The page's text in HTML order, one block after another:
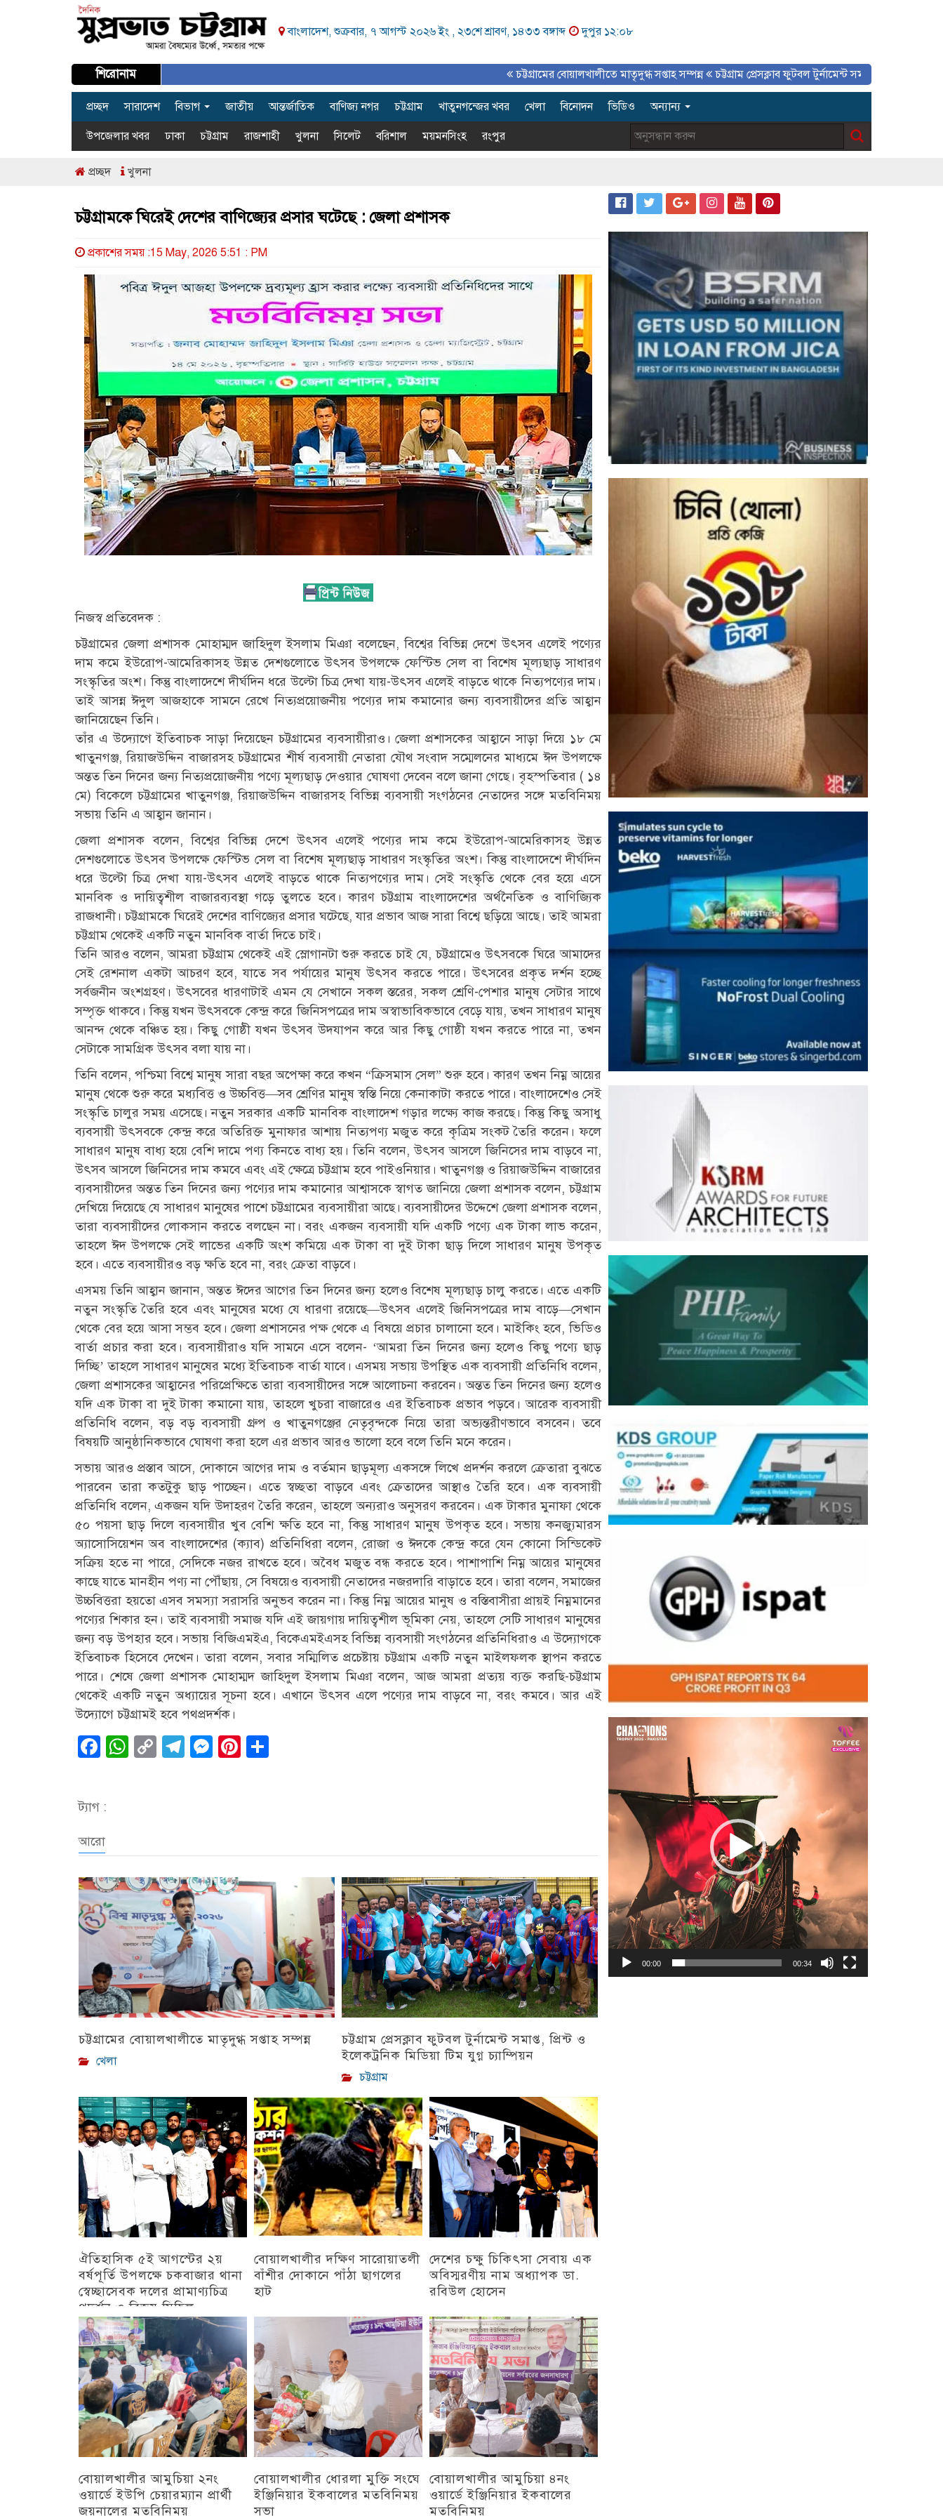
বাংলাদেশ, শুক্রবার, ৭ আগস্ট ২০২৬ ইং , ২৩শে শ্রাবণ, ১৪৩৩ বঙ্গাব্দ দুপুর ১২:০৮
শিরোনাম চট্টগ্রামের বোয়ালখালীতে মাতৃদুগ্ধ সপ্তাহ সম্পন্ন চট্টগ্রাম প্রেসক্লাব ফুটবল টুর্নামেন্ট সমাপ্ত, প্রিন্ট ও ইলেকট্রনিক
প্রচ্ছদ সারাদেশ বিভাগ জাতীয় আন্তর্জাতিক বাণিজ্য নগর চট্টগ্রাম খাতুনগন্জের খবর খেলা বিনোদন ভিডিও অন্যান্য
উপজেলার খবর ঢাকা চট্টগ্রাম রাজশাহী খুলনা সিলেট বরিশাল ময়মনসিংহ রংপুর
প্রচ্ছদ খুলনা
চট্টগ্রামকে ঘিরেই দেশের বাণিজ্যের প্রসার ঘটেছে : জেলা প্রশাসক
প্রকাশের সময় :15 May, 2026 5:51 : PM
নিজস্ব প্রতিবেদক :
চট্টগ্রামের জেলা প্রশাসক মোহাম্মদ জাহিদুল ইসলাম মিঞা বলেছেন, বিশ্বের বিভিন্ন দেশে উৎসব এলেই পণ্যের
দাম কমে ইউরোপ-আমেরিকাসহ উন্নত দেশগুলোতে উৎসব উপলক্ষে ফেস্টিভ সেল বা বিশেষ মূল্যছাড় সাধারণ
সংস্কৃতির অংশ। কিন্তু বাংলাদেশে দীর্ঘদিন ধরে উল্টো চিত্র দেখা যায়-উৎসব এলেই বাড়তে থাকে নিত্যপণ্যের দাম।
তাই আসন্ন ঈদুল আজহাকে সামনে রেখে নিত্যপ্রয়োজনীয় পণ্যের দাম কমানোর জন্য ব্যবসায়ীদের প্রতি আহ্বান
জানিয়েছেন তিনি।
তাঁর এ উদ্যোগে ইতিবাচক সাড়া দিয়েছেন চট্টগ্রামের ব্যবসায়ীরাও। জেলা প্রশাসকের আহ্বানে সাড়া দিয়ে ১৮ মে
খাতুনগঞ্জ, রিয়াজউদ্দিন বাজারসহ চট্টগ্রামের শীর্ষ ব্যবসায়ী নেতারা যৌথ সংবাদ সম্মেলনের মাধ্যমে ঈদ উপলক্ষে
অন্তত তিন দিনের জন্য নিত্যপ্রয়োজনীয় পণ্যে মূল্যছাড় দেওয়ার ঘোষণা দেবেন বলে জানা গেছে। বৃহস্পতিবার ( ১৪
মে) বিকেলে চট্টগ্রামের খাতুনগঞ্জ, রিয়াজউদ্দিন বাজারসহ বিভিন্ন ব্যবসায়ী সংগঠনের নেতাদের সঙ্গে মতবিনিময়
সভায় তিনি এ আহ্বান জানান।
জেলা প্রশাসক বলেন, বিশ্বের বিভিন্ন দেশে উৎসব এলেই পণ্যের দাম কমে ইউরোপ-আমেরিকাসহ উন্নত
দেশগুলোতে উৎসব উপলক্ষে ফেস্টিভ সেল বা বিশেষ মূল্যছাড় সাধারণ সংস্কৃতির অংশ। কিন্তু বাংলাদেশে দীর্ঘদিন
ধরে উল্টো চিত্র দেখা যায়-উৎসব এলেই বাড়তে থাকে নিত্যপণ্যের দাম। সেই সংস্কৃতি থেকে বের হয়ে এসে
মানবিক ও দায়িত্বশীল বাজারব্যবস্থা গড়ে তুলতে হবে। কারণ চট্টগ্রাম বাংলাদেশের অর্থনৈতিক ও বাণিজ্যিক
রাজধানী। চট্টগ্রামকে ঘিরেই দেশের বাণিজ্যের প্রসার ঘটেছে, যার প্রভাব আজ সারা বিশ্বে ছড়িয়ে আছে। তাই আমরা
চট্টগ্রাম থেকেই একটি নতুন মানবিক বার্তা দিতে চাই।
তিনি আরও বলেন, আমরা চট্টগ্রাম থেকেই এই স্লোগানটা শুরু করতে চাই যে, চট্টগ্রামেও উৎসবকে ঘিরে আমাদের
সেই রেশনাল একটা আচরণ হবে, যাতে সব পর্যায়ের মানুষ উৎসব করতে পারে। উৎসবের প্রকৃত দর্শন হচ্ছে
সর্বজনীন অংশগ্রহণ। উৎসবের ধারণাটাই এমন যে সেখানে সকল স্তরের, সকল শ্রেণি-পেশার মানুষ সেটার সাথে
সম্পৃক্ত থাকবে। কিন্তু যখন উৎসবকে কেন্দ্র করে জিনিসপত্রের দাম অস্বাভাবিকভাবে বেড়ে যায়, তখন সাধারণ মানুষ
আনন্দ থেকে বঞ্চিত হয়। কিছু গোষ্ঠী যখন উৎসব উদযাপন করে আর কিছু গোষ্ঠী যখন করতে পারে না, তখন
সেটাকে সামগ্রিক উৎসব বলা যায় না।
তিনি বলেন, পশ্চিমা বিশ্বে মানুষ সারা বছর অপেক্ষা করে কখন “ক্রিসমাস সেল” শুরু হবে। কারণ তখন নিম্ন আয়ের
মানুষ থেকে শুরু করে মধ্যবিত্ত ও উচ্চবিত্ত—সব শ্রেণির মানুষ স্বস্তি নিয়ে কেনাকাটা করতে পারে। বাংলাদেশেও সেই
সংস্কৃতি চালুর সময় এসেছে। নতুন সরকার একটি মানবিক বাংলাদেশ গড়ার লক্ষ্যে কাজ করছে। কিন্তু কিছু অসাধু
ব্যবসায়ী উৎসবকে কেন্দ্র করে অতিরিক্ত মুনাফার আশায় নিত্যপণ্য মজুত করে কৃত্রিম সংকট তৈরি করেন। ফলে
সাধারণ মানুষ বাধ্য হয়ে বেশি দামে পণ্য কিনতে বাধ্য হয়। তিনি বলেন, উৎসব আসলে জিনিসের দাম বাড়বে না,
উৎসব আসলে জিনিসের দাম কমবে এবং এই ক্ষেত্রে চট্টগ্রাম হবে পাইওনিয়ার। খাতুনগঞ্জ ও রিয়াজউদ্দিন বাজারের
ব্যবসায়ীদের অন্তত তিন দিনের জন্য পণ্যের দাম কমানোর আশ্বাসকে স্বাগত জানিয়ে জেলা প্রশাসক বলেন, চট্টগ্রাম
দেখিয়ে দিয়েছে যে সাধারণ মানুষের পাশে চট্টগ্রামের ব্যবসায়ীরা আছে। ব্যবসায়ীদের উদ্দেশে জেলা প্রশাসক বলেন,
তারা ব্যবসায়ীদের লোকসান করতে বলছেন না। বরং একজন ব্যবসায়ী যদি একটি পণ্যে এক টাকা লাভ করেন,
তাহলে ঈদ উপলক্ষে সেই লাভের একটি অংশ কমিয়ে এক টাকা বা দুই টাকা ছাড় দিলে সাধারণ মানুষ উপকৃত
হবে। এতে ব্যবসায়ীরও বড় ক্ষতি হবে না, বরং ক্রেতা বাড়বে।
এসময় তিনি আহ্বান জানান, অন্তত ঈদের আগের তিন দিনের জন্য হলেও বিশেষ মূল্যছাড় চালু করতে। এতে একটি
নতুন সংস্কৃতি তৈরি হবে এবং মানুষের মধ্যে যে ধারণা রয়েছে—উৎসব এলেই জিনিসপত্রের দাম বাড়ে—সেখান
থেকে বের হয়ে আসা সম্ভব হবে। জেলা প্রশাসনের পক্ষ থেকে এ বিষয়ে প্রচার চালানো হবে। মাইকিং হবে, ভিডিও
বার্তা প্রচার করা হবে। ব্যবসায়ীরাও যদি সামনে এসে বলেন- ‘আমরা তিন দিনের জন্য হলেও কিছু পণ্যে ছাড়
দিচ্ছি’ তাহলে সাধারণ মানুষের মধ্যে ইতিবাচক বার্তা যাবে। এসময় সভায় উপস্থিত এক ব্যবসায়ী প্রতিনিধি বলেন,
জেলা প্রশাসকের আহ্বানের পরিপ্রেক্ষিতে তারা ব্যবসায়ীদের সঙ্গে আলোচনা করবেন। অন্তত তিন দিনের জন্য হলেও
যদি এক টাকা বা দুই টাকা কমানো যায়, তাহলে খুচরা বাজারেও এর ইতিবাচক প্রভাব পড়বে। আরেক ব্যবসায়ী
প্রতিনিধি বলেন, বড় বড় ব্যবসায়ী গ্রুপ ও খাতুনগঞ্জের নেতৃবৃন্দকে নিয়ে তারা অভ্যন্তরীণভাবে বসবেন। তবে
বিষয়টি আনুষ্ঠানিকভাবে ঘোষণা করা হলে এর প্রভাব আরও ভালো হবে বলে তিনি মনে করেন।
সভায় আরও প্রস্তাব আসে, দোকানে আগের দাম ও বর্তমান ছাড়মূল্য একসঙ্গে লিখে প্রদর্শন করলে ক্রেতারা বুঝতে
পারবেন তারা কতটুকু ছাড় পাচ্ছেন। এতে স্বচ্ছতা বাড়বে এবং ক্রেতাদের আস্থাও তৈরি হবে। এক ব্যবসায়ী
প্রতিনিধি বলেন, একজন যদি উদাহরণ তৈরি করেন, তাহলে অন্যরাও অনুসরণ করবেন। এক টাকার মুনাফা থেকে
৫০ পয়সা ছাড় দিলে ব্যবসায়ীর খুব বেশি ক্ষতি হবে না, কিন্তু সাধারণ মানুষ উপকৃত হবে। সভায় কনজ্যুমারস
অ্যাসোসিয়েশন অব বাংলাদেশের (ক্যাব) প্রতিনিধিরা বলেন, রোজা ও ঈদকে কেন্দ্র করে যেন কোনো সিন্ডিকেট
সক্রিয় হতে না পারে, সেদিকে নজর রাখতে হবে। অবৈধ মজুত বন্ধ করতে হবে। পাশাপাশি নিম্ন আয়ের মানুষের
কাছে যাতে মানহীন পণ্য না পৌঁছায়, সে বিষয়েও ব্যবসায়ী নেতাদের নজরদারি বাড়াতে হবে। তারা বলেন, সমাজের
উচ্চবিত্তরা হয়তো এসব সমস্যা সরাসরি অনুভব করেন না। কিন্তু নিম্ন আয়ের মানুষ ও বস্তিবাসীরা প্রায়ই নিম্নমানের
পণ্যের শিকার হন। তাই ব্যবসায়ী সমাজ যদি এই জায়গায় দায়িত্বশীল ভূমিকা নেয়, তাহলে সেটি সাধারণ মানুষের
জন্য বড় উপহার হবে। সভায় বিজিএমইএ, বিকেএমইএসহ বিভিন্ন ব্যবসায়ী সংগঠনের প্রতিনিধিরাও এ উদ্যোগকে
ইতিবাচক হিসেবে দেখেন। তারা বলেন, সবার সম্মিলিত প্রচেষ্টায় চট্টগ্রাম একটি নতুন মাইলফলক স্থাপন করতে
পারে। শেষে জেলা প্রশাসক মোহাম্মদ জাহিদুল ইসলাম মিঞা বলেন, আজ আমরা প্রত্যয় ব্যক্ত করছি-চট্টগ্রাম
থেকেই একটি নতুন অধ্যায়ের সূচনা হবে। এখানে উৎসব এলে পণ্যের দাম বাড়বে না, বরং কমবে। আর এই
উদ্যোগে চট্টগ্রামই হবে পথপ্রদর্শক।
Facebook
WhatsApp
CopyTelegram
Messenger
Pinterest
ট্যাগ :
আরো
চট্টগ্রামের বোয়ালখালীতে মাতৃদুগ্ধ সপ্তাহ সম্পন্ন
খেলা
চট্টগ্রাম প্রেসক্লাব ফুটবল টুর্নামেন্ট সমাপ্ত, প্রিন্ট ও
ইলেকট্রনিক মিডিয়া টিম যুগ্ন চ্যাম্পিয়ন
চট্টগ্রাম
ঐতিহাসিক ৫ই আগস্টের ২য়
বর্ষপূর্তি উপলক্ষে চকবাজার থানা
স্বেচ্ছাসেবক দলের প্রামাণ্যচিত্র
প্রদর্শন ও বিজয় মিছিল
চট্টগ্রাম
বোয়ালখালীর দক্ষিণ সারোয়াতলী
বাঁশীর দোকানে পাঁঠা ছাগলের
হাট
দেশের চক্ষু চিকিৎসা সেবায় এক
অবিস্মরণীয় নাম অধ্যাপক ডা.
রবিউল হোসেন
বোয়ালখালীর আমুচিয়া ২নং
ওয়ার্ডে ইউপি চেয়ারম্যান প্রার্থী
জয়নালের মতবিনিময়
বোয়ালখালীর ধোরলা মুক্তি সংঘে
ইঞ্জিনিয়ার ইকবালের মতবিনিময়
সভা
বোয়ালখালীর আমুচিয়া ৪নং
ওয়ার্ডে ইঞ্জিনিয়ার ইকবালের
মতবিনিময়
Video
Player
00:00 00:34